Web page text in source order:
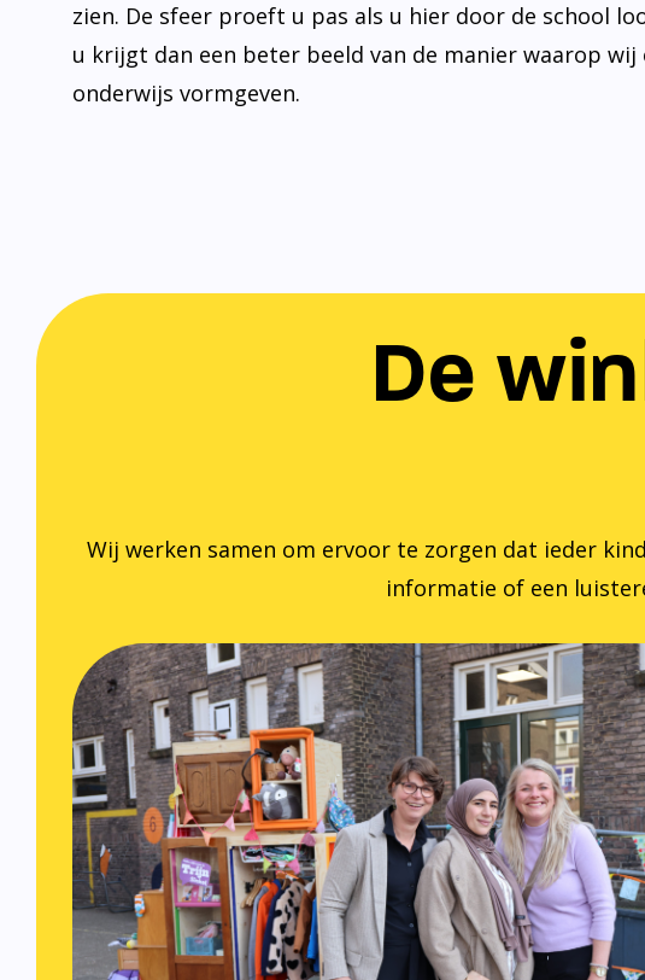
zien. De sfeer proeft u pas als u hier door de school
u krijgt dan een beter beeld van de manier waarop wij
onderwijs vormgeven.
De
Wij werken samen om ervoor te zorgen dat ieder
informatie of een